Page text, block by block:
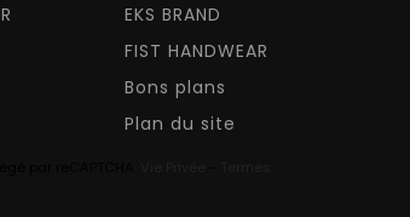
EKS BRAND
FIST HANDWEAR
Bons plans
Plan du site